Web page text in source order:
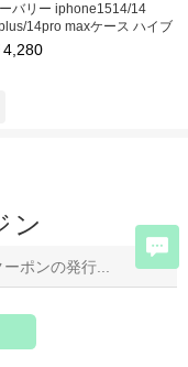
バリー iphone1514/14
14pro maxケース ハイブ
イフォン15pro max 13/13
max保護カバー カードポ
max保護カバー大人
iphone15 pro 11/11pro
4,280
ン